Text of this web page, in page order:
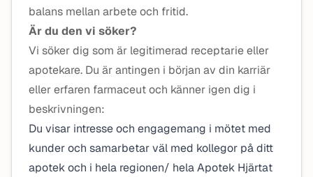
balans mellan arbete och fritid.
Är du den vi söker?
Vi söker dig som är legitimerad receptarie eller
apotekare. Du är antingen i början av din karriär
eller erfaren farmaceut och känner igen dig i
beskrivningen:
Du visar intresse och engagemang i mötet med
kunder och samarbetar väl med kollegor på ditt
apotek och i hela regionen/ hela Apotek Hjärtat